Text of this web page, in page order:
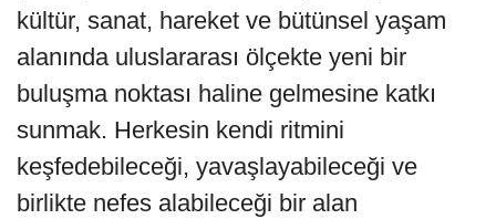
kültür, sanat, hareket ve bütünsel yaşam
alanında uluslararası ölçekte yeni bir
buluşma noktası haline gelmesine katkı
sunmak. Herkesin kendi ritmini
keşfedebileceği, yavaşlayabileceği ve
birlikte nefes alabileceği bir alan